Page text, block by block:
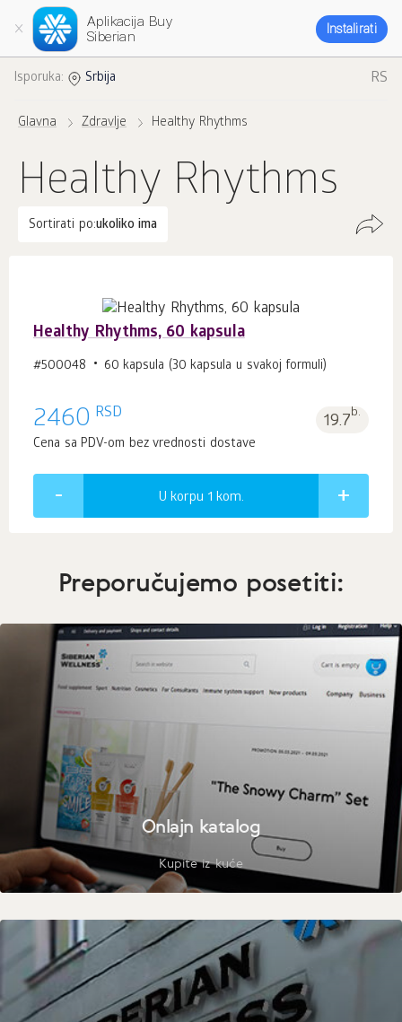
Aplikacija Buy
Siberian
Instalirati
Isporuka: Srbija RS
Glavna Zdravlje Healthy Rhythms
Healthy Rhythms
Sortirati po:ukoliko ima
Healthy Rhythms, 60 kapsula
#500048 60 kapsula (30 kapsula u svakoj formuli)
2460 RSD 19.7b.
Cena sa PDV-om bez vrednosti dostave
U korpu 1 kom.
Preporučujemo posetiti:
Onlajn katalog
Kupite iz kuće